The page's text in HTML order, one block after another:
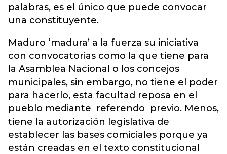
palabras, es el único que puede convocar
una constituyente.
Maduro ‘madura’ a la fuerza su iniciativa
con convocatorias como la que tiene para
la Asamblea Nacional o los concejos
municipales, sin embargo, no tiene el poder
para hacerlo, esta facultad reposa en el
pueblo mediante referendo previo. Menos,
tiene la autorización legislativa de
establecer las bases comiciales porque ya
están creadas en el texto constitucional